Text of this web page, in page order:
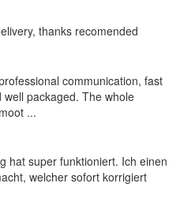
thanks recomended
communication, fast
packaged. The whole
...
hat super funktioniert. Ich einen
welcher sofort korrigiert